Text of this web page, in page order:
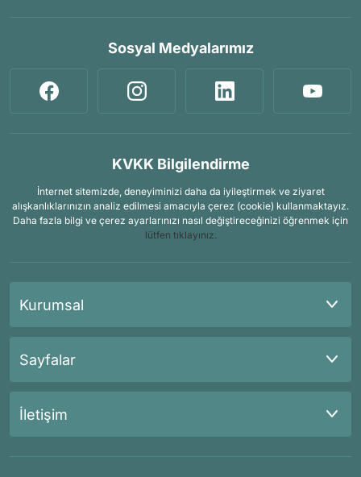
Sosyal Medyalarımız
KVKK Bilgilendirme
İnternet sitemizde, deneyiminizi daha da iyileştirmek ve ziyaret
alışkanlıklarınızın analiz edilmesi amacıyla çerez (cookie) kullanmaktayız.
Daha fazla bilgi ve çerez ayarlarınızı nasıl değiştireceğinizi öğrenmek için
lütfen tıklayınız.
Kurumsal
Sayfalar
İletişim